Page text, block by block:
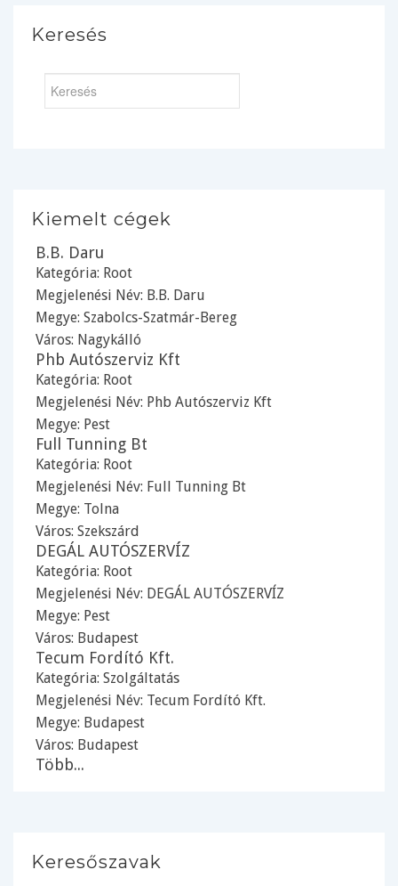
Keresés
Kiemelt cégek
B.B. Daru
Kategória: Root
Megjelenési Név: B.B. Daru
Megye: Szabolcs-Szatmár-Bereg
Város: Nagykálló
Phb Autószerviz Kft
Kategória: Root
Megjelenési Név: Phb Autószerviz Kft
Megye: Pest
Full Tunning Bt
Kategória: Root
Megjelenési Név: Full Tunning Bt
Megye: Tolna
Város: Szekszárd
DEGÁL AUTÓSZERVÍZ
Kategória: Root
Megjelenési Név: DEGÁL AUTÓSZERVÍZ
Megye: Pest
Város: Budapest
Tecum Fordító Kft.
Kategória: Szolgáltatás
Megjelenési Név: Tecum Fordító Kft.
Megye: Budapest
Város: Budapest
Több...
Keresőszavak